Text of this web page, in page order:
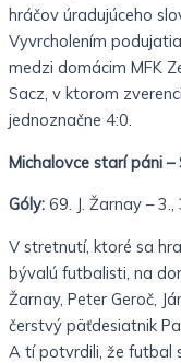
hráčov úradujúceho
Vyvrcholením
medzi domácim MFK
Sacz, v ktorom
jednoznačne 4:0.
Michalovce starí páni
Góly: 69. J. Žarnay –
V stretnutí, ktoré sa
bývalú futbalisti, na
Žarnay, Peter Geroč,
čerstvý päťdesiatnik
A tí potvrdili, že futbal